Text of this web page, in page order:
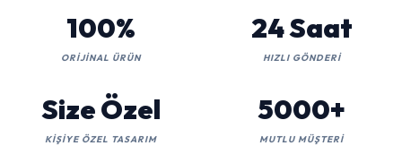
100%
ORIJINAL ÜRÜN
24 Saat
HIZLI GÖNDERI
Size Özel
KIŞIYE ÖZEL TASARIM
5000+
MUTLU MÜŞTERI